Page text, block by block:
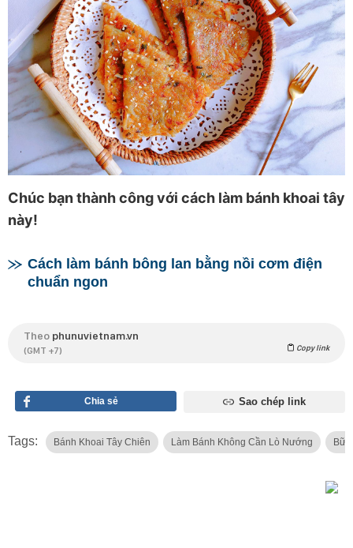
Chúc bạn thành công với cách làm bánh khoai tây
này!
Cách làm bánh bông lan bằng nồi cơm điện
chuẩn ngon
Theo phunuvietnam.vn
(GMT +7) Copy link
Chia sẻ Sao chép link
Tags: Bánh Khoai Tây Chiên Làm Bánh Không Cần Lò Nướng